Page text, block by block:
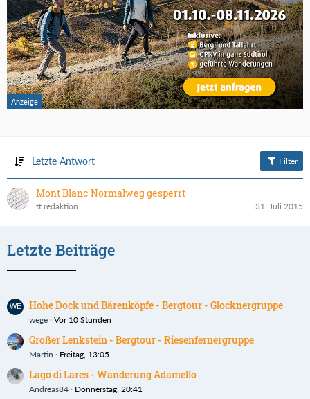
Letzte Antwort Filter
Mont Blanc Normalweg gesperrt
tt redaktion 31. Juli 2015
Letzte Beiträge
Hohe Dock und Bärenköpfe - Bergtour - Glocknergruppe
wege Vor 10 Stunden
Großer Lenkstein - Bergtour - Riesenfernergruppe
Martin Freitag, 13:05
Lago di Lares - Wanderung Adamello
Andreas84 Donnerstag, 20:41